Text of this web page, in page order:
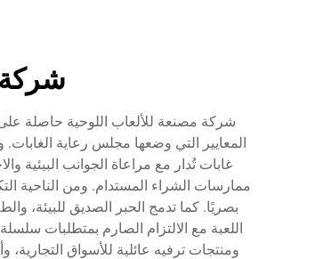
شركة
المعايير التي وضعها مجلس رعاية
غابات تُدار مع مراعاة الجوانب البيئية
ممارسات الشراء المستدام. ومن الناحية
بصريًا. كما تدمج الحبر الصديق للبيئة،